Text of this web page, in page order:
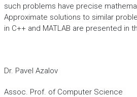
such problems have precise
Approximate solutions to similar
in C++ and MATLAB are presented in
Dr. Pavel Azalov
Assoc. Prof. of Computer Science